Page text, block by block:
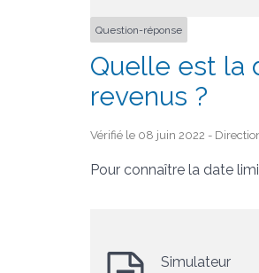
Question-réponse
Quelle est la
revenus ?
Vérifié le 08 juin 2022 -
Pour connaître la date
Simulateur